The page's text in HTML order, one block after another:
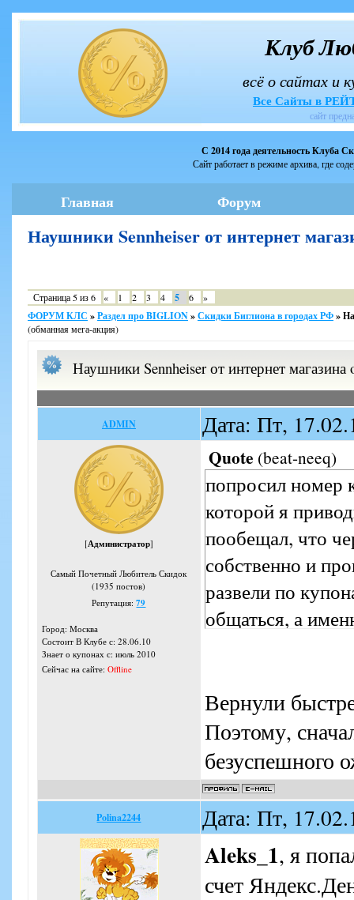
Клуб
всё о сайтах и
Все Сайты в
сайт
С 2014 года деятельность Клуба
Сайт работает в режиме архива, где
Главная Форум
Наушники Sennheiser от интернет
Страница 5из6 « 1 2 3 4 5 6 »
ФОРУМ КЛС »Раздел про BIGLION»Скидки Биглиона в городах РФ»
(обманная мега-акция)
Наушники Sennheiser от интернет магазина
ADMIN Дата: Пт,
[Администратор]
Самый Почетный Любитель Скидок
(1935 постов)
Репутация:79
Город: Москва
Состоит В Клубе с: 28.06.10
Знает о купонах с: июль 2010
Сейчас на сайте: Offline
Quote (beat-neeq)
попросил номер
которой я
пообещал, что
собственно и
развели по
общаться, а
Вернули
Поэтому,
безуспешного
Polina2244 Дата: Пт,
Aleks_1, я
счет